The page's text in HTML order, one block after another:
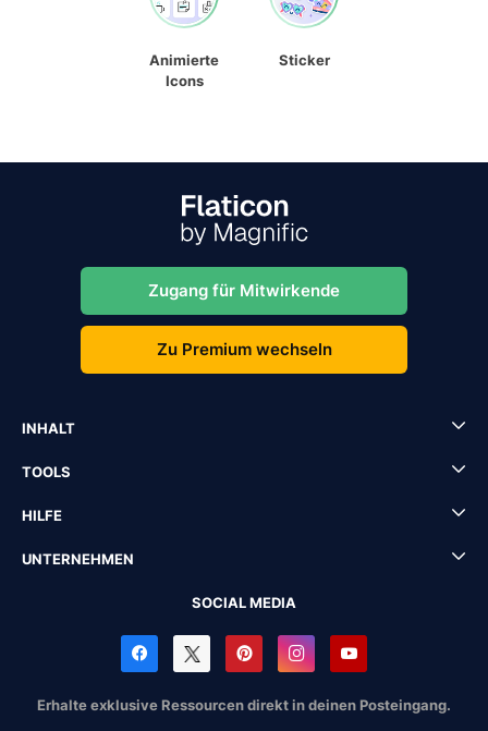
Animierte
Icons
Sticker
Zugang für Mitwirkende
Zu Premium wechseln
INHALT
TOOLS
HILFE
UNTERNEHMEN
SOCIAL MEDIA
Erhalte exklusive Ressourcen direkt in deinen Posteingang.